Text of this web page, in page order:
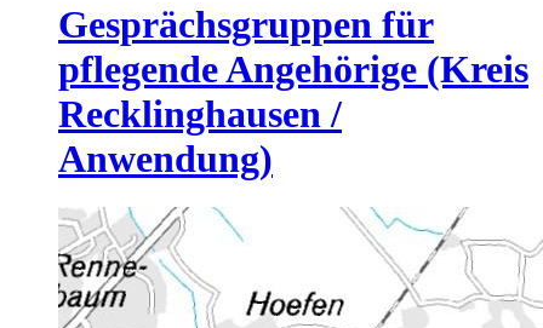
Gesprächsgruppen für
pflegende Angehörige (Kreis
Recklinghausen /
Anwendung)